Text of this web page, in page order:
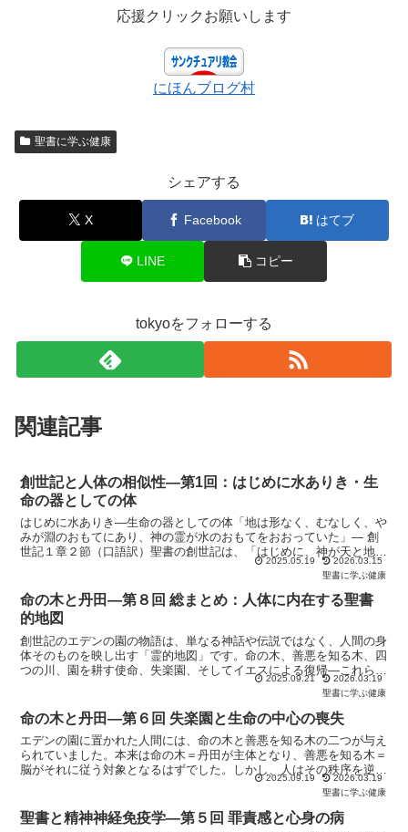
応援クリックお願いします
にほんブログ村
聖書に学ぶ健康
シェアする
X Facebook はてブ
LINE コピー
tokyoをフォローする
関連記事
創世記と人体の相似性―第1回：はじめに水ありき・生
命の器としての体
はじめに水ありき―生命の器としての体「地は形なく、むなしく、や
みが淵のおもてにあり、神の霊が水のおもてをおおっていた」― 創
世記１章２節（口語訳）聖書の創世記は、「はじめに、神が天と地と
を創造された」という一文から始まり、「やみが淵のおもて...
2025.05.19
2026.03.15
聖書に学ぶ健康
命の木と丹田―第８回 総まとめ：人体に内在する聖書
的地図
創世記のエデンの園の物語は、単なる神話や伝説ではなく、人間の身
体そのものを映し出す「霊的地図」です。命の木、善悪を知る木、四
つの川、園を耕す使命、失楽園、そしてイエスによる復帰―これらは
すべて人体と霊的な命に結びついています。ここで全体を振...
2025.09.21
2026.03.19
聖書に学ぶ健康
命の木と丹田―第６回 失楽園と生命の中心の喪失
エデンの園に置かれた人間には、命の木と善悪を知る木の二つが与え
られていました。本来は命の木＝丹田が主体となり、善悪を知る木＝
脳がそれに従う対象となるはずでした。しかし、人はその秩序を逆転
させ、生命の中心を見失いました。この出来事が「失楽園」...
2025.09.19
2026.03.19
聖書に学ぶ健康
聖書と精神神経免疫学―第５回 罪責感と心身の病